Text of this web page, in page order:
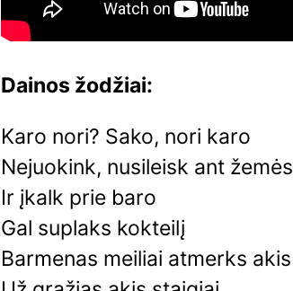
Dainos žodžiai:
Karo nori? Sako, nori karo
Nejuokink, nusileisk ant žemės
Ir įkalk prie baro
Gal suplaks kokteilį
Barmenas meiliai atmerks akis